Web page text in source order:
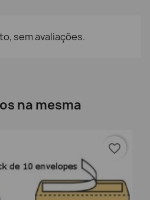
sem avaliações.
na mesma
favorite_border